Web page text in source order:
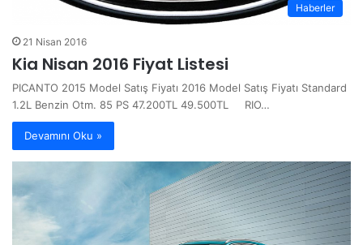
Haberler
21 Nisan 2016
Kia Nisan 2016 Fiyat Listesi
PICANTO 2015 Model Satış Fiyatı 2016 Model Satış Fiyatı Standard
1.2L Benzin Otm. 85 PS 47.200TL 49.500TL RIO…
Devamını Oku »